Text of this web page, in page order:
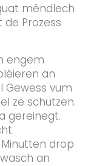
mëndlech
Prozess
engem
an
Gewëss vum
ze schützen.
gereinegt.
drop
an